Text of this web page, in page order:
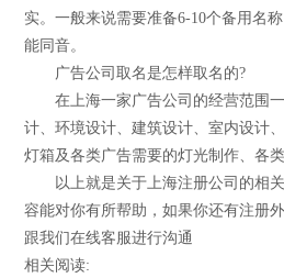
实。一般来说需要准备6-10个备用名
能同音。
广告公司取名是怎样取名的?
在上海一家广告公司的经营范围一
计、环境设计、建筑设计、室内设计
灯箱及各类广告需要的灯光制作、各
以上就是关于上海注册公司的相关
容能对你有所帮助，如果你还有注册
跟我们在线客服进行沟通
相关阅读: